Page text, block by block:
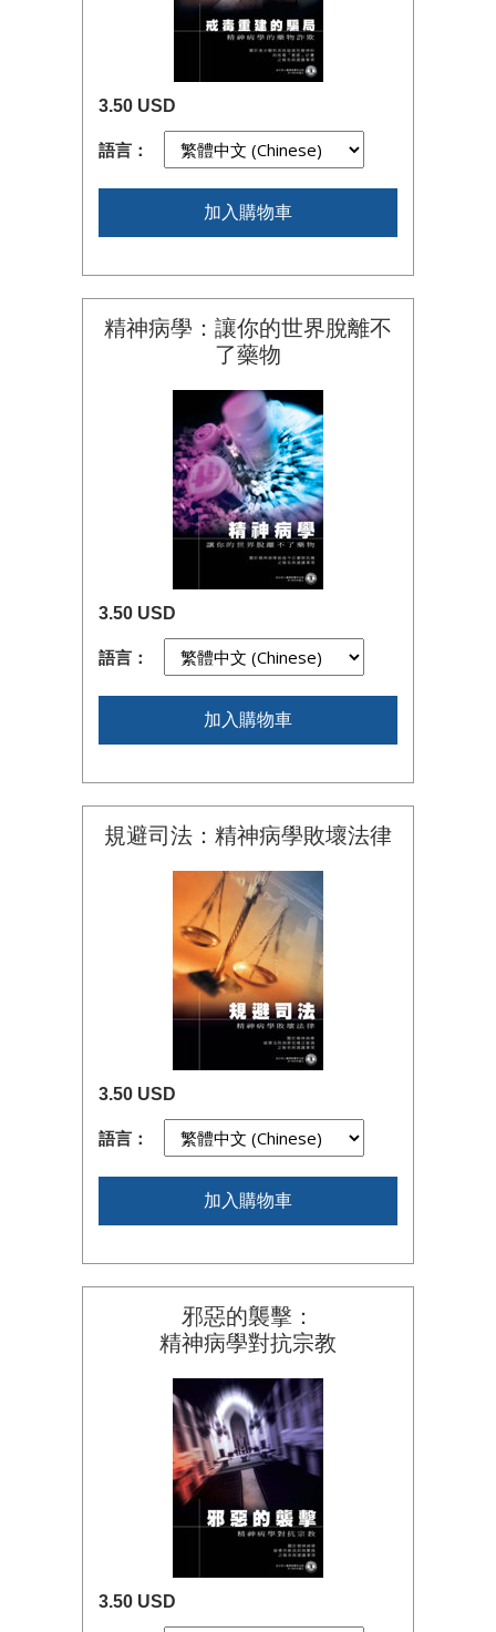
3.50 USD
語言：
加入購物車
精神病學：讓你的世界脫離不
了藥物
3.50 USD
語言：
加入購物車
規避司法：精神病學敗壞法律
3.50 USD
語言：
加入購物車
邪惡的襲擊：
精神病學對抗宗教
3.50 USD